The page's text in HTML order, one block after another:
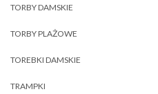
TORBY DAMSKIE
TORBY PLAŻOWE
TOREBKI DAMSKIE
TRAMPKI